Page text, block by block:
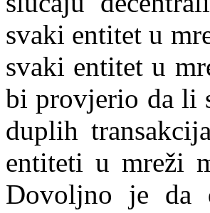
svaki entitet u
svaki entitet u
bi provjerio da li
duplih
entiteti u mreži
Dovoljno je da